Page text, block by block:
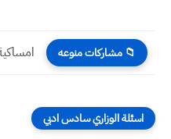
📁 مشاركات منوعه
اسئلة الوزاري سادس ادبي